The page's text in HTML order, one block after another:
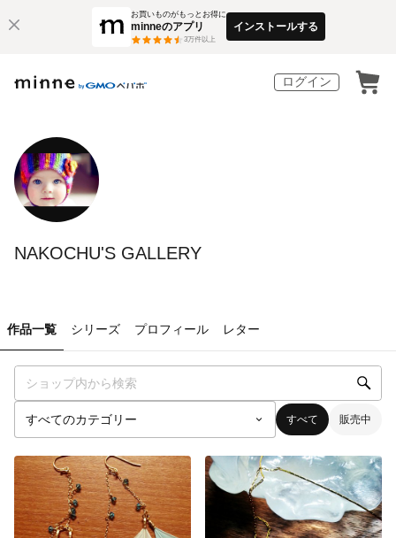
お買いものがもっとお得に
minneのアプリ
3万件以上
インストールする
ログイン
NAKOCHU'S GALLERY
作品一覧 シリーズ プロフィール レター
すべて 販売中